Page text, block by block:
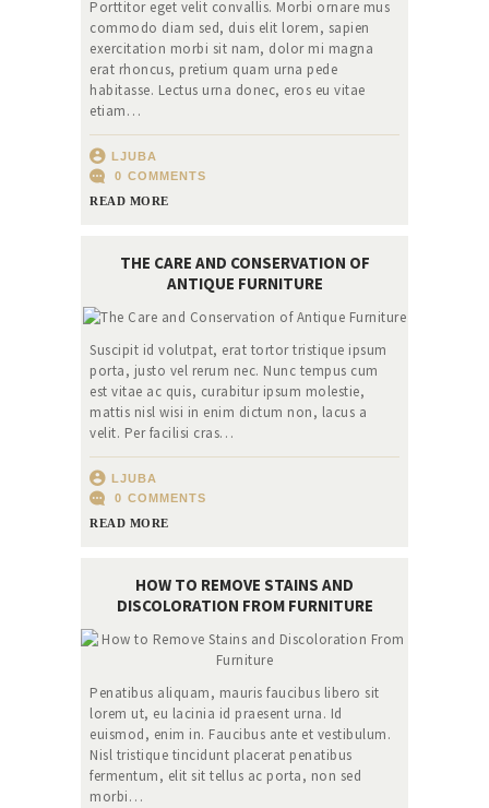
Porttitor eget velit convallis. Morbi ornare mus
commodo diam sed, duis elit lorem, sapien
exercitation morbi sit nam, dolor mi magna
erat rhoncus, pretium quam urna pede
habitasse. Lectus urna donec, eros eu vitae
etiam…
LJUBA
0 COMMENTS
READ MORE
THE CARE AND CONSERVATION OF
ANTIQUE FURNITURE
Suscipit id volutpat, erat tortor tristique ipsum
porta, justo vel rerum nec. Nunc tempus cum
est vitae ac quis, curabitur ipsum molestie,
mattis nisl wisi in enim dictum non, lacus a
velit. Per facilisi cras…
LJUBA
0 COMMENTS
READ MORE
HOW TO REMOVE STAINS AND
DISCOLORATION FROM FURNITURE
Penatibus aliquam, mauris faucibus libero sit
lorem ut, eu lacinia id praesent urna. Id
euismod, enim in. Faucibus ante et vestibulum.
Nisl tristique tincidunt placerat penatibus
fermentum, elit sit tellus ac porta, non sed
morbi…